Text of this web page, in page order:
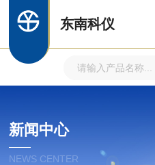
东南科仪
新闻中心
NEWS CENTER